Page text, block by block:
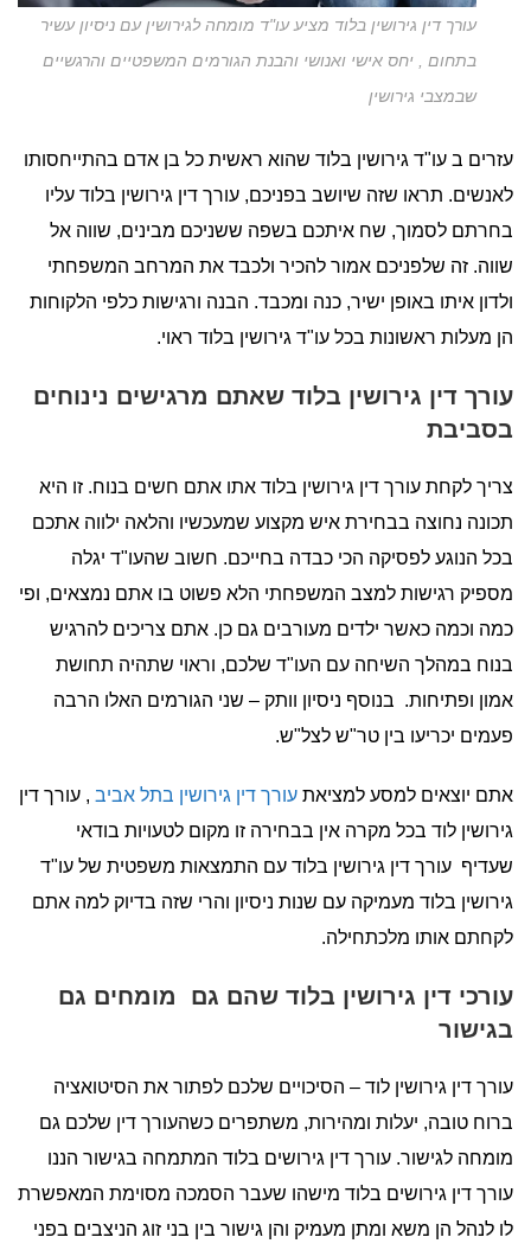
עורך דין גירושין בלוד מציע עו"ד מומחה לגירושין עם ניסיון עשיר
בתחום , יחס אישי ואנושי והבנת הגורמים המשפטיים והרגשיים
שבמצבי גירושין
עזרים ב עו"ד גירושין בלוד שהוא ראשית כל בן אדם בהתייחסותו
לאנשים. תראו שזה שיושב בפניכם, עורך דין גירושין בלוד עליו
בחרתם לסמוך, שח איתכם בשפה ששניכם מבינים, שווה אל
שווה. זה שלפניכם אמור להכיר ולכבד את המרחב המשפחתי
ולדון איתו באופן ישיר, כנה ומכבד. הבנה ורגישות כלפי הלקוחות
הן מעלות ראשונות בכל עו"ד גירושין בלוד ראוי.
עורך דין גירושין בלוד שאתם מרגישים נינוחים
בסביבת
צריך לקחת עורך דין גירושין בלוד אתו אתם חשים בנוח. זו היא
תכונה נחוצה בבחירת איש מקצוע שמעכשיו והלאה ילווה אתכם
בכל הנוגע לפסיקה הכי כבדה בחייכם. חשוב שהעו"ד יגלה
מספיק רגישות למצב המשפחתי הלא פשוט בו אתם נמצאים, ופי
כמה וכמה כאשר ילדים מעורבים גם כן. אתם צריכים להרגיש
בנוח במהלך השיחה עם העו"ד שלכם, וראוי שתהיה תחושת
אמון ופתיחות. בנוסף ניסיון וותק – שני הגורמים האלו הרבה
פעמים יכריעו בין טר"ש לצל"ש.
אתם יוצאים למסע למציאת עורך דין גירושין בתל אביב , עורך דין
גירושין לוד בכל מקרה אין בבחירה זו מקום לטעויות בודאי
שעדיף עורך דין גירושין בלוד עם התמצאות משפטית של עו"ד
גירושין בלוד מעמיקה עם שנות ניסיון והרי שזה בדיוק למה אתם
לקחתם אותו מלכתחילה.
עורכי דין גירושין בלוד שהם גם מומחים גם
בגישור
עורך דין גירושין לוד – הסיכויים שלכם לפתור את הסיטואציה
ברוח טובה, יעלות ומהירות, משתפרים כשהעורך דין שלכם גם
מומחה לגישור. עורך דין גירושים בלוד המתמחה בגישור הננו
עורך דין גירושים בלוד מישהו שעבר הסמכה מסוימת המאפשרת
לו לנהל הן משא ומתן מעמיק והן גישור בין בני זוג הניצבים בפני